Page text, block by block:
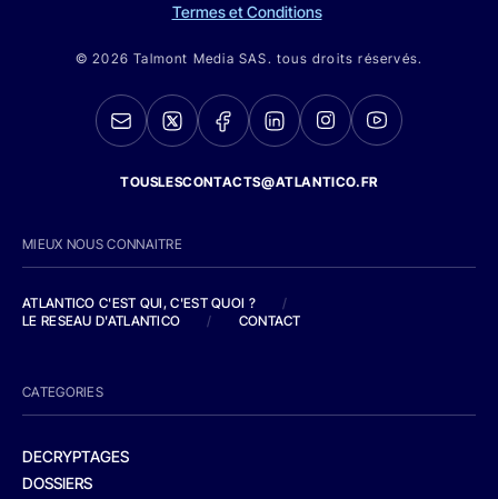
Termes et Conditions
© 2026 Talmont Media SAS. tous droits réservés.
TOUSLESCONTACTS@ATLANTICO.FR
MIEUX NOUS CONNAITRE
ATLANTICO C'EST QUI, C'EST QUOI ?
/
LE RESEAU D'ATLANTICO
/ CONTACT
CATEGORIES
DECRYPTAGES
DOSSIERS